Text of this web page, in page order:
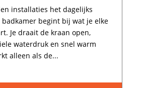
installaties het dagelijks
begint bij wat je elke
Je draait de kraan open,
waterdruk en snel warm
alleen als de...